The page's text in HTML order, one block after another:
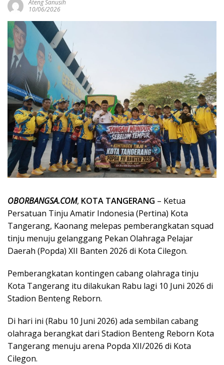
Ateng Sanusih
10/06/2026
OBORBANGSA.COM, KOTA TANGERANG – Ketua
Persatuan Tinju Amatir Indonesia (Pertina) Kota
Tangerang, Kaonang melepas pemberangkatan squad
tinju menuju gelanggang Pekan Olahraga Pelajar
Daerah (Popda) XII Banten 2026 di Kota Cilegon.
Pemberangkatan kontingen cabang olahraga tinju
Kota Tangerang itu dilakukan Rabu lagi 10 Juni 2026 di
Stadion Benteng Reborn.
Di hari ini (Rabu 10 Juni 2026) ada sembilan cabang
olahraga berangkat dari Stadion Benteng Reborn Kota
Tangerang menuju arena Popda XII/2026 di Kota
Cilegon.